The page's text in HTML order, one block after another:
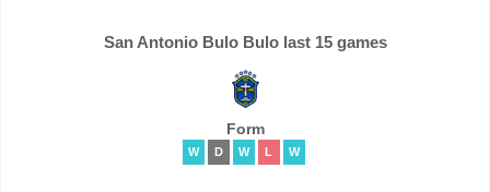
San Antonio Bulo Bulo last 15 games
Form
W D W L W